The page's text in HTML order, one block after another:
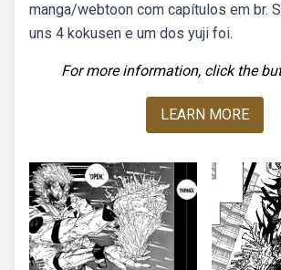
manga/webtoon com capítulos em br.
uns 4 kokusen e um dos yuji foi.
For more information, click the
LEARN MORE